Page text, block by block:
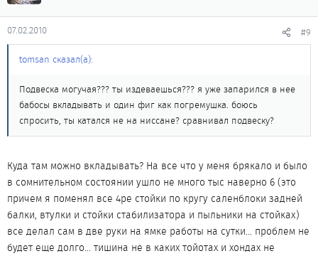
07.02.2010 #9
tomsan сказал(а):
Подвеска могучая??? ты издеваешься??? я уже запарился в нее
бабосы вкладывать и один фиг как погремушка. боюсь
спросить, ты катался не на ниссане? сравнивал подвеску?
Куда там можно вкладывать? На все что у меня брякало и было
в сомнительном состоянии ушло не много тыс наверно 6 (это
причем я поменял все 4ре стойки по кругу саленблоки задней
балки, втулки и стойки стабилизатора и пыльники на стойках)
все делал сам в две руки на ямке работы на сутки... проблем не
будет еще долго... тишина не в каких тойотах и хондах не